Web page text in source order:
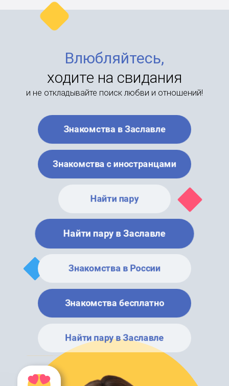
Влюбляйтесь,
ходите на свидания
и не откладывайте поиск любви и отношений!
Знакомства в Заславле
Знакомства с иностранцами
Найти пару
Найти пару в Заславле
Знакомства в России
Знакомства бесплатно
Найти пару в Заславле